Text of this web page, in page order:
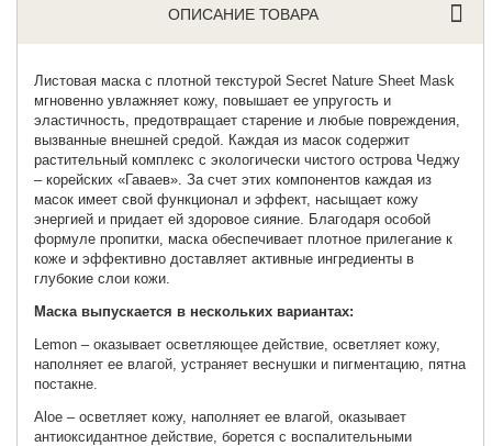
ОПИСАНИЕ ТОВАРА
Листовая маска с плотной текстуройSecret Nature Sheet Mask
мгновенно увлажняет кожу, повышает ее упругость и
эластичность, предотвращает старение и любые повреждения,
вызванные внешней средой. Каждая из масок содержит
растительный комплекс с экологически чистого острова Чеджу
– корейских «Гаваев». За счет этих компонентов каждая из
масок имеет свой функционал и эффект, насыщает кожу
энергией и придает ей здоровое сияние. Благодаря особой
формуле пропитки, маска обеспечивает плотное прилегание к
коже и эффективно доставляет активные ингредиенты в
глубокие слои кожи.
Маска выпускается в нескольких вариантах:
Lemon – оказывает осветляющее действие, осветляет кожу,
наполняет ее влагой, устраняет веснушки и пигментацию, пятна
постакне.
Aloe – осветляет кожу, наполняет ее влагой, оказывает
антиоксидантное действие, борется с воспалительными